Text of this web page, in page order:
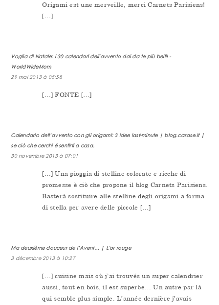
Origami est une merveille, merci Carnets Parisiens!
[…]
Voglia di Natale: i 30 calendari dell'avvento dai da te più belli! -
WorldWideMom
29 mai 2013 à 05:58
[…] FONTE […]
Calendario dell’avvento con gli origami: 3 idee last-minute | blog.casase.it |
se ciò che cerchi é sentirti a casa.
30 novembre 2013 à 07:01
[…] Una pioggia di stelline colorate e ricche di
promesse è ciò che propone il blog Carnets Parisiens.
Basterà sostituire alle stelline degli origami a forma
di stella per avere delle piccole […]
Ma deuxième douceur de l’Avent… | L'or rouge
3 décembre 2013 à 10:27
[…] cuisine mais où j’ai trouvés un super calendrier
aussi, tout en bois, il est superbe… Un autre par là
qui semble plus simple. L’année dernière j’avais